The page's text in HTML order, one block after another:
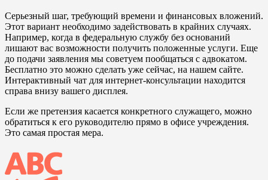
Серьезный шаг, требующий времени и финансовых вложений.
Этот вариант необходимо задействовать в крайних случаях.
Например, когда в федеральную службу без оснований
лишают вас возможности получить положенные услуги. Еще
до подачи заявления мы советуем пообщаться с адвокатом.
Бесплатно это можно сделать уже сейчас, на нашем сайте.
Интерактивный чат для интернет-консультации находится
справа внизу вашего дисплея.
Если же претензия касается конкретного служащего, можно
обратиться к его руководителю прямо в офисе учреждения.
Это самая простая мера.